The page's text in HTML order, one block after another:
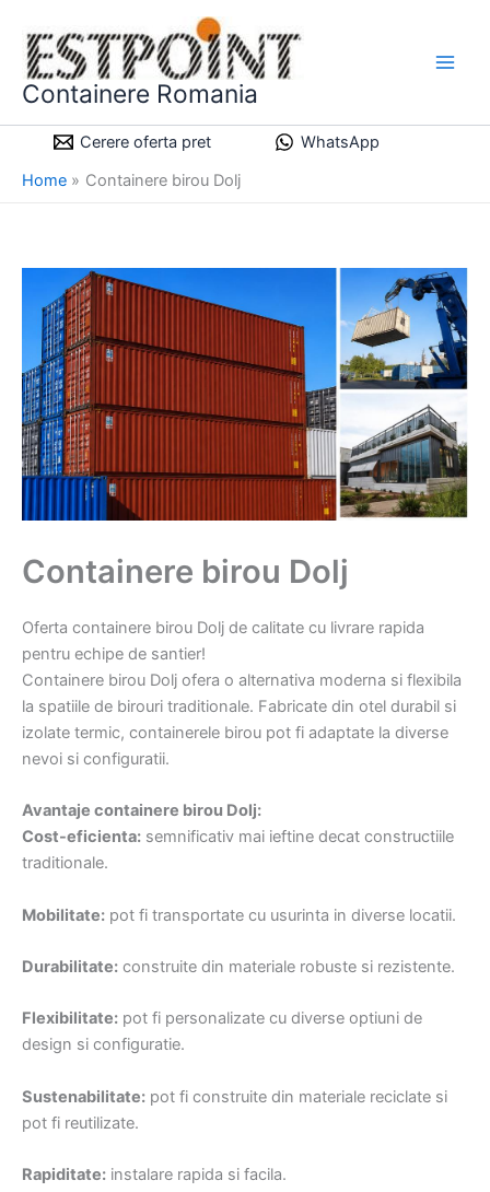
content
Containere Romania
Cerere oferta pret
WhatsApp
Home
Containere birou Dolj
Containere birou Dolj
Oferta containere birou Dolj de calitate cu livrare rapida
pentru echipe de santier!
Containere birou Dolj ofera o alternativa moderna si flexibila
la spatiile de birouri traditionale. Fabricate din otel durabil si
izolate termic, containerele birou pot fi adaptate la diverse
nevoi si configuratii.
Avantaje containere birou Dolj:
Cost-eficienta: semnificativ mai ieftine decat constructiile
traditionale.
Mobilitate: pot fi transportate cu usurinta in diverse locatii.
Durabilitate: construite din materiale robuste si rezistente.
Flexibilitate: pot fi personalizate cu diverse optiuni de
design si configuratie.
Sustenabilitate: pot fi construite din materiale reciclate si
pot fi reutilizate.
Rapiditate: instalare rapida si facila.